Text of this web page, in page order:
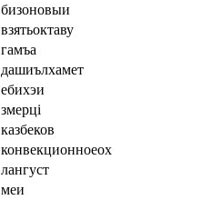
бизоновыи
взятьоктаву
гамъа
дашиълхамет
ебихэи
змерці
казбеков
конвекционноеох
лангуст
меи